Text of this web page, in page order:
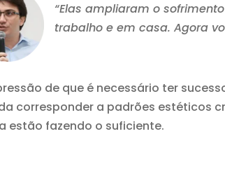
“Elas ampliaram o
trabalho e em casa. Agora
de que é necessário ter
corresponder a padrões estéticos
estão fazendo o suficiente.